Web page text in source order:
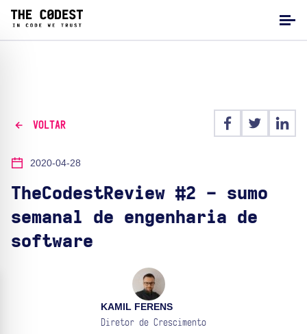
VOLTAR
2020-04-28
TheCodestReview #2 - sumo
semanal de engenharia de
software
KAMIL FERENS
Diretor de Crescimento